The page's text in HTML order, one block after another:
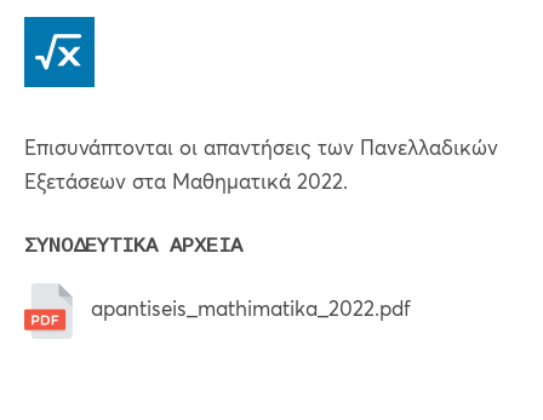
Επισυνάπτονται οι απαντήσεις των Πανελλαδικών
Εξετάσεων στα Μαθηματικά 2022.
ΣΥΝΟΔΕΥΤΙΚΑ ΑΡΧΕΙΑ
apantiseis_mathimatika_2022.pdf